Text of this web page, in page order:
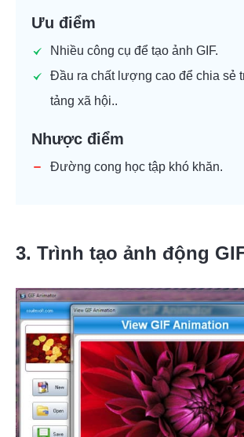
Ưu điểm
Nhiều công cụ để tạo ảnh GIF.
Đầu ra chất lượng cao để chia sẻ
tảng xã hội..
Nhược điểm
Đường cong học tập khó khăn.
3. Trình tạo ảnh động